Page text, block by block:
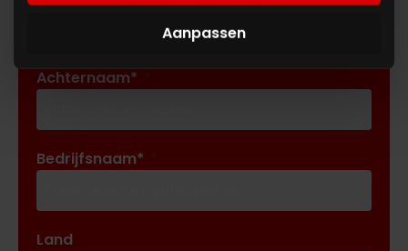
blijft gebruiken.
Aanpassen
Achternaam*
Bedrijfsnaam*
Land